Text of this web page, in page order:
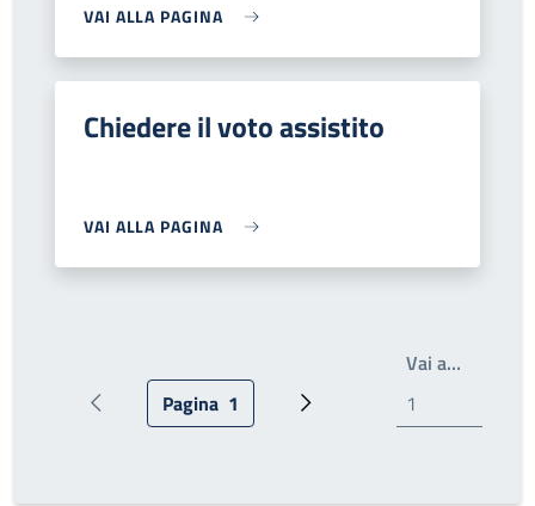
VAI ALLA PAGINA
Chiedere il voto assistito
VAI ALLA PAGINA
Pagina precedentePagina attuale
Pagina 1 Prossima pagina
Vai a…